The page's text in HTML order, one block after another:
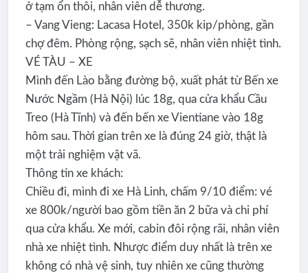
ở tạm ổn thôi, nhân viên dễ thương.
– Vang Vieng: Lacasa Hotel, 350k kip/phòng, gần
chợ đêm. Phòng rộng, sạch sẽ, nhân viên nhiệt tình.
VÉ TÀU – XE
Mình đến Lào bằng đường bộ, xuất phát từ Bến xe
Nước Ngầm (Hà Nội) lúc 18g, qua cửa khẩu Cầu
Treo (Hà Tĩnh) và đến bến xe Vientiane vào 18g
hôm sau. Thời gian trên xe là đúng 24 giờ, thật là
một trải nghiệm vật vã.
Thông tin xe khách:
Chiều đi, mình đi xe Hà Linh, chấm 9/10 điểm: vé
xe 800k/người bao gồm tiền ăn 2 bữa và chi phí
qua cửa khẩu. Xe mới, cabin đôi rộng rãi, nhân viên
nhà xe nhiệt tình. Nhược điểm duy nhất là trên xe
không có nhà vệ sinh, tuy nhiên xe cũng thường